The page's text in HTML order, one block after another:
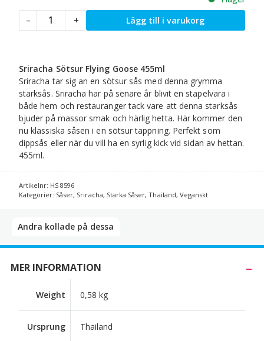
–
Sriracha
Sötsur
455ml
mängd
+ Lägg till i varukorg
Sriracha Sötsur Flying Goose 455ml
Sriracha tar sig an en sötsur sås med denna grymma
starksås. Sriracha har på senare år blivit en stapelvara i
både hem och restauranger tack vare att denna starksås
bjuder på massor smak och härlig hetta. Här kommer den
nu klassiska såsen i en sötsur tappning. Perfekt som
dippsås eller när du vill ha en syrlig kick vid sidan av hettan.
455ml.
Artikelnr: HS 8596
Kategorier: Såser, Sriracha, Starka Såser,Thailand, Veganskt
Andra kollade på dessa​
MER INFORMATION
Weight 0,58 kg
Ursprung Thailand